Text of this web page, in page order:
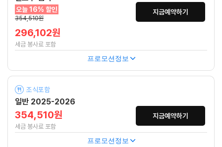
오늘 16% 할인
354,510원
296,102원
세금 봉사료 포함
지금예약하기
프로모션정보
일반 2025-2026
조식포함
354,510원
세금 봉사료 포함
지금예약하기
프로모션정보